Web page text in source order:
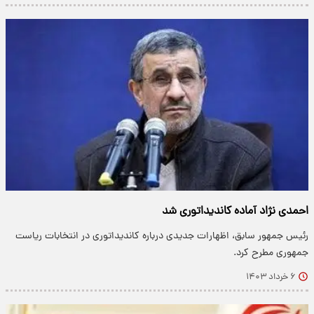
احمدی نژاد آماده کاندیداتوری شد
رئیس جمهور سابق، اظهارات جدیدی درباره کاندیداتوری در انتخابات ریاست
جمهوری مطرح کرد.
۶ خرداد ۱۴۰۳